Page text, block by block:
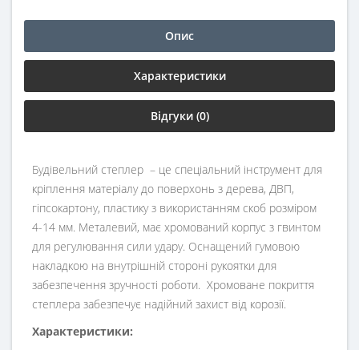
Опис
Характеристики
Відгуки (0)
Будівельний степлер – це спеціальний інструмент для
кріплення матеріалу до поверхонь з дерева, ДВП,
гіпсокартону, пластику з використанням скоб розміром
4-14 мм. Металевий, має хромований корпус з гвинтом
для регулювання сили удару. Оснащений гумовою
накладкою на внутрішній стороні рукоятки для
забезпечення зручності роботи. Хромоване покриття
степлера забезпечує надійний захист від корозії.
Характеристики: